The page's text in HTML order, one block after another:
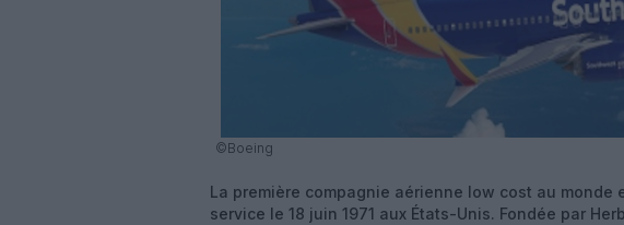
©Boeing
La première compagnie aérienne low cost au monde
service le 18 juin 1971 aux États-Unis. Fondée par